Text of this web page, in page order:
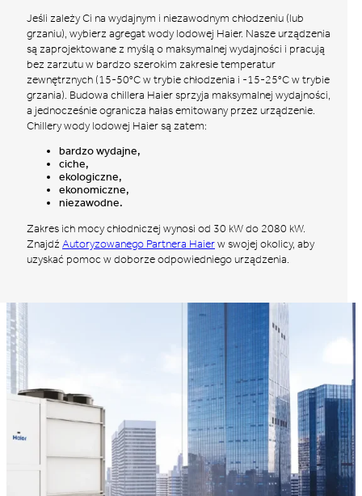
Jeśli zależy Ci na wydajnym i niezawodnym chłodzeniu (lub
grzaniu), wybierz agregat wody lodowej Haier. Nasze urządzenia
są zaprojektowane z myślą o maksymalnej wydajności i pracują
bez zarzutu w bardzo szerokim zakresie temperatur
zewnętrznych (15-50°C w trybie chłodzenia i -15-25°C w trybie
grzania). Budowa chillera Haier sprzyja maksymalnej wydajności,
a jednocześnie ogranicza hałas emitowany przez urządzenie.
Chillery wody lodowej Haier są zatem:
bardzo wydajne,
ciche,
ekologiczne,
ekonomiczne,
niezawodne.
Zakres ich mocy chłodniczej wynosi od 30 kW do 2080 kW.
Znajdź Autoryzowanego Partnera Haierw swojej okolicy, aby
uzyskać pomoc w doborze odpowiedniego urządzenia.